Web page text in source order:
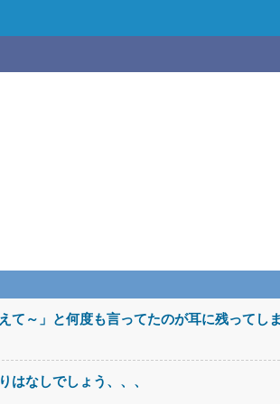
て～」と何度も言ってたのが耳に残ってし
なしでしょう、、、